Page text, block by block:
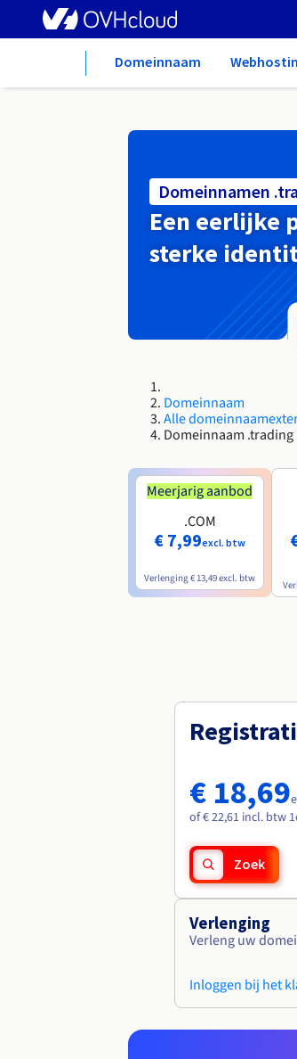
Domeinnaam
Domeinnamen
Een eerlijke
sterke
Domeinnaam
Alle
Domeinnaam .trading
Meerjarig aanbod
.COM
€ 7,99excl. btw
Verlenging € 13,49excl. btw
€ 18,69
of € 22,61 incl. btw
Zoek
Verlenging
Verleng uw
Inloggen bij het